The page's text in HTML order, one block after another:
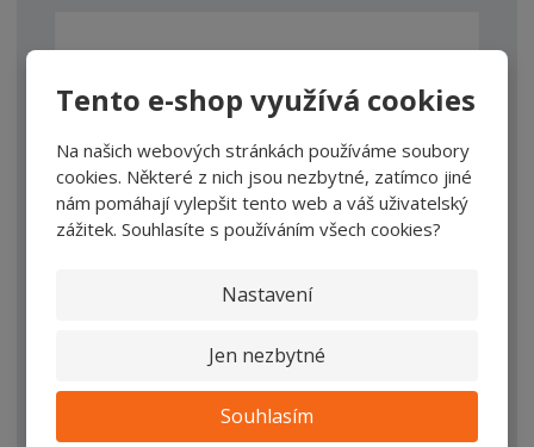
Tento e-shop využívá cookies
Na našich webových stránkách používáme soubory
cookies. Některé z nich jsou nezbytné, zatímco jiné
nám pomáhají vylepšit tento web a váš uživatelský
zážitek. Souhlasíte s používáním všech cookies?
Nastavení
Jen nezbytné
Souhlasím
TEXT DOTAZU
ODESLAT ZPRÁVU
zpracováním osobních údajů